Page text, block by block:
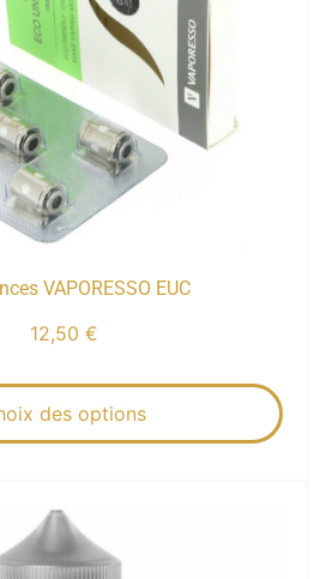
VAPORESSO EUC
12,50 €
des options